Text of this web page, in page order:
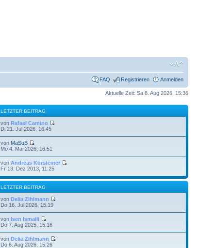
FAQ Registrieren Anmelden
Aktuelle Zeit: Sa 8. Aug 2026, 15:36
LETZTER BEITRAG
vonRafael Camino
Di 21. Jul 2026, 16:45
von MaSuB
Mo 4. Mai 2026, 16:51
vonAndreas Kürsteiner
Fr 13. Dez 2013, 11:25
LETZTER BEITRAG
vonDelia Zihlmann
Do 16. Jul 2026, 15:19
vonIsen Ismaili
Do 7. Aug 2025, 15:16
vonDelia Zihlmann
Do 6. Aug 2026, 15:26